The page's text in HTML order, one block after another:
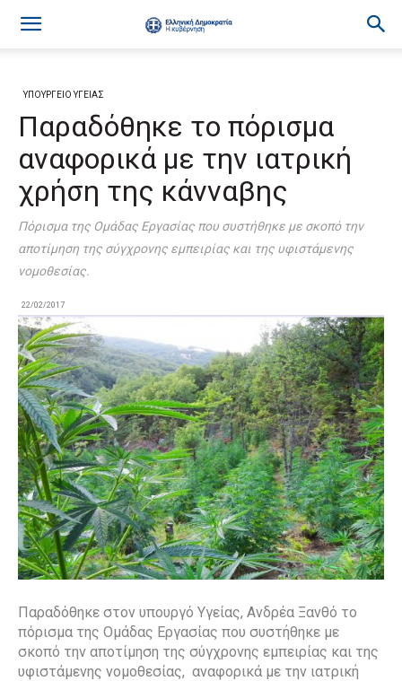
ΥΠΟΥΡΓΕΙΟ ΥΓΕΙΑΣ
Παραδόθηκε το πόρισμα
αναφορικά με την ιατρική
χρήση της κάνναβης
Πόρισμα της Ομάδας Εργασίας που συστήθηκε με σκοπό την
αποτίμηση της σύγχρονης εμπειρίας και της υφιστάμενης
νομοθεσίας.
22/02/2017
Παραδόθηκε στον υπουργό Υγείας, Ανδρέα Ξανθό το
πόρισμα της Ομάδας Εργασίας που συστήθηκε με
σκοπό την αποτίμηση της σύγχρονης εμπειρίας και της
υφιστάμενης νομοθεσίας, αναφορικά με την ιατρική